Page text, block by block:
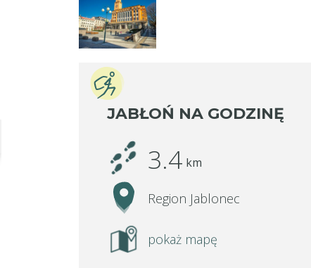
JABŁOŃ NA GODZINĘ
3.4 km
Region Jablonec
pokaż mapę